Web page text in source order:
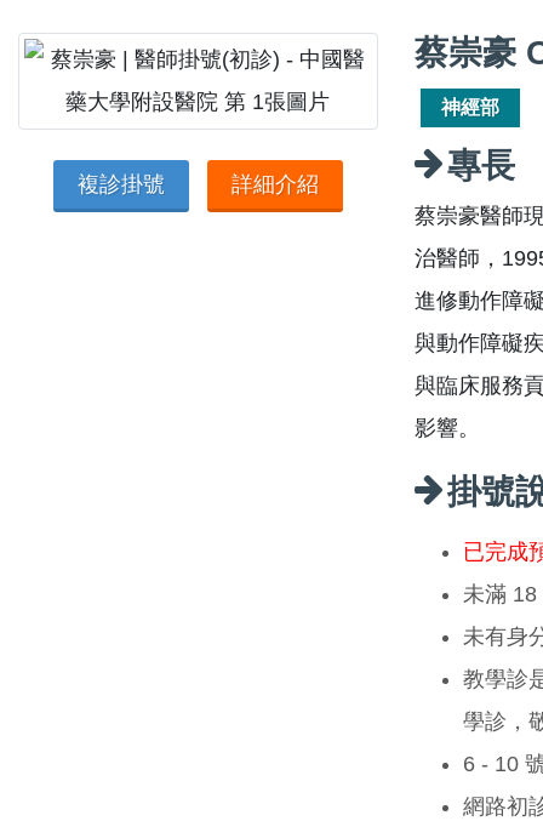
複診掛號 詳細介紹
蔡崇豪
神經部
專長
蔡崇豪醫師
治醫師，
進修動作障
與動作障礙
與臨床服務
影響。
掛號
已完成
未滿 18
未有身
教學診
學診，
6 - 10
網路初